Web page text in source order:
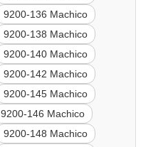
9200-136 Machico
9200-138 Machico
9200-140 Machico
9200-142 Machico
9200-145 Machico
9200-146 Machico
9200-148 Machico